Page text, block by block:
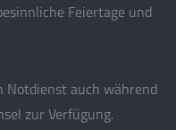
Feiertage und
auch während
zur Verfügung.